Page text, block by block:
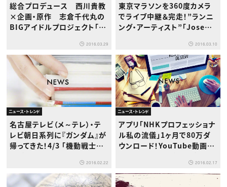
総合プロデュース 西川貴教
×企画・原作 志倉千代丸の
BIGアイドルプロジェクト「B-
2016.03.29
東京マラソンを360度カメラ
でライブ中継＆完走！”ランニ
ング・アーティスト”「Joseph
2016.03.10
ニュース・トレンド
名古屋テレビ（メ～テレ）・テ
レビ朝日系列に『ガンダム』が
帰ってきた！4/3 「機動戦士ガ
2016.02.22
ニュース・トレンド
アプリ「NHKプロフェッショナ
ル私の流儀」1ヶ月で80万ダ
ウンロード！YouTube動画再
生200万回を突破！バズった
理由は“表現の連鎖”
2016.02.17